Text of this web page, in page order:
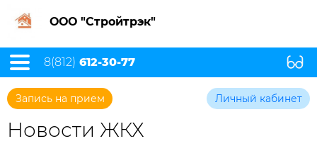
ООО "Стройтрэк"
8(812) 612-30-77
Запись на прием Личный кабинет
Новости ЖКХ